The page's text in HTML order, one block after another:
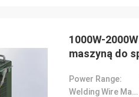
1000W-
maszyną do
Power Range:
Welding Wire Machine: